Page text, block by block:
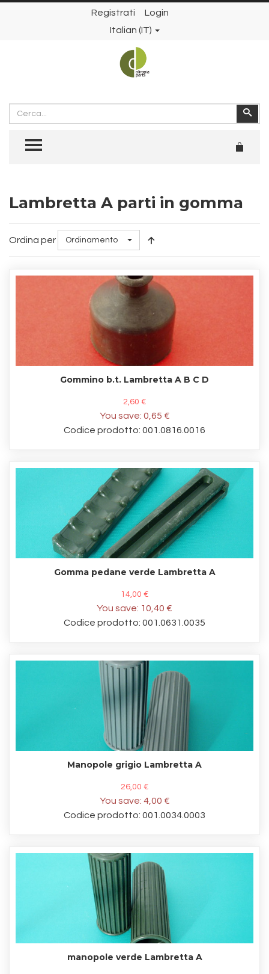
Registrati
Login
Italian (IT)
Cerca
TOGGLE MENU
Lambretta A parti in gomma
Ordina per Ordinamento
Gommino b.t. Lambretta A B C D
2,60 €
You save: 0,65 €
Codice prodotto: 001.0816.0016
Gomma pedane verde Lambretta A
14,00 €
You save: 10,40 €
Codice prodotto: 001.0631.0035
Manopole grigio Lambretta A
26,00 €
You save: 4,00 €
Codice prodotto: 001.0034.0003
manopole verde Lambretta A